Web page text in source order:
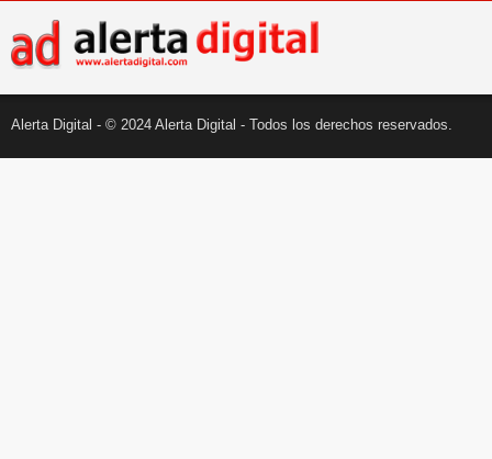
Alerta Digital - © 2024 Alerta Digital - Todos los derechos reservados.